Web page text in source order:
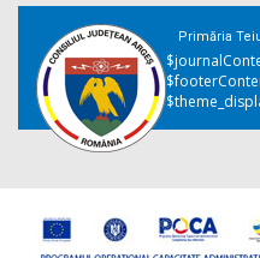
Primăria